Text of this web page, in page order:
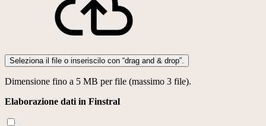
Seleziona il file o inseriscilo con “drag and & drop”.
Dimensione fino a 5 MB per file (massimo 3 file).
Elaborazione dati in Finstral